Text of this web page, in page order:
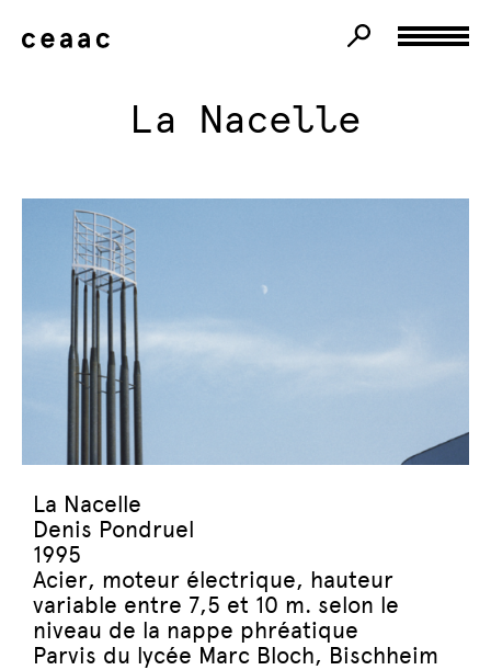
La Nacelle
La Nacelle
Denis Pondruel
1995
Acier, moteur électrique, hauteur
variable entre 7,5 et 10 m. selon le
niveau de la nappe phréatique
Parvis du lycée Marc Bloch, Bischheim